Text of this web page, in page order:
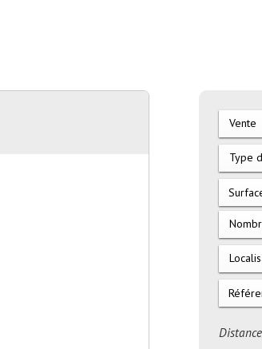
Vente
Type
Distance